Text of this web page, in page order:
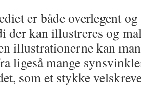
er både overlegent
der kan illustreres og
illustrationerne kan
ligeså mange
som et stykke